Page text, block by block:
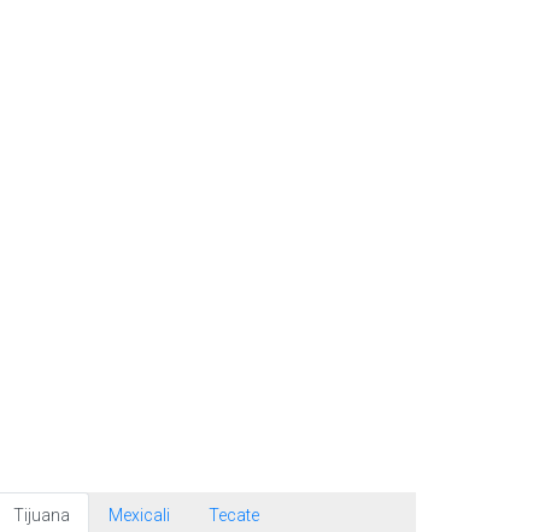
Tijuana Mexicali Tecate